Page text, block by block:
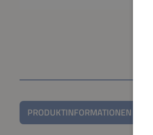
PRODUKTINFORMATIONEN